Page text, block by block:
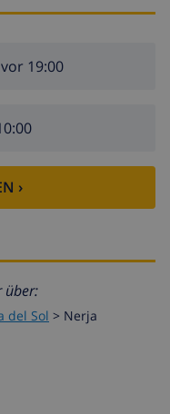
19:00
›
über:
del Sol > Nerja